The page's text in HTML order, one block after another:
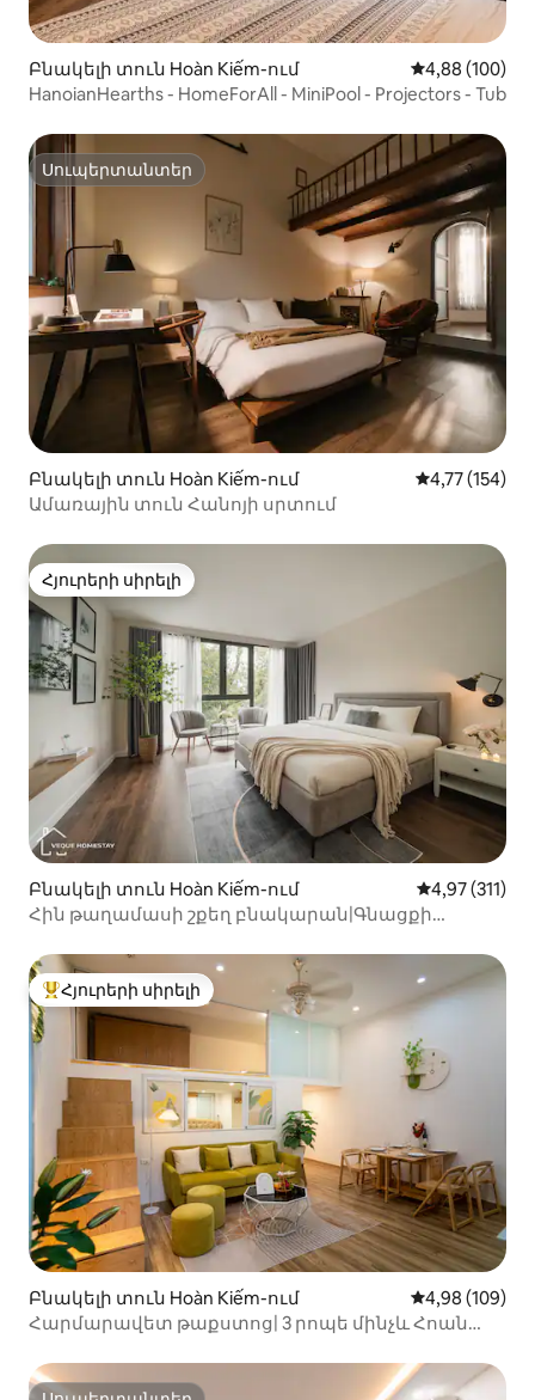
Բնակելի տուն Hoàn Kiếm-ում Միջին
4,88 (100)
HanoianHearths - HomeForAll - MiniPool - Projectors - Tub
Սուպերտանտեր
Սուպերտանտեր
Բնակելի տուն Hoàn Kiếm-ում Միջին
4,77 (154)
Ամառային տուն Հանոյի սրտում
Հյուրերի սիրելի
Հյուրերի սիրելի
Բնակելի տուն Hoàn Kiếm-ում Միջին
4,97 (311)
Հին թաղամասի շքեղ բնակարան|Գնացքի
Հյուրերի սիրելի լավագույն տները
Հյուրերի սիրելի
Բնակելի տուն Hoàn Kiếm-ում Միջին
4,98 (109)
Հարմարավետ թաքստոց| 3 րոպե մինչև Հոան